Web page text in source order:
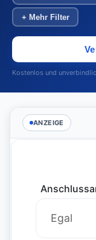
+ Mehr Filter
Kostenlos und
ANZEIGE